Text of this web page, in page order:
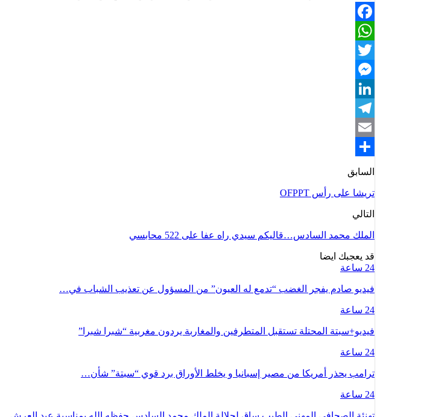
Facebook
WhatsApp
Twitter
Messenger
LinkedIn
Telegram
Email
Share
السابق
تريشا على رأس OFPPT
التالي
الملك محمد السادس…قاليكم سيدي راه عفا على 522 محابسي
قد يعجبك ايضا
24 ساعة
فيديو صادم يفجر الغضب “تدمع له العيون” من المسؤول عن تعذيب الشباب في…
24 ساعة
فيديو+سبتة المحتلة تستقبل المتطرفين والمغاربة يردون مغربية “شبرا شبرا”
24 ساعة
ترامب يحذر أمريكا من مصير إسبانيا و يخلط الأوراق برد قوي “سبتة” شأن…
24 ساعة